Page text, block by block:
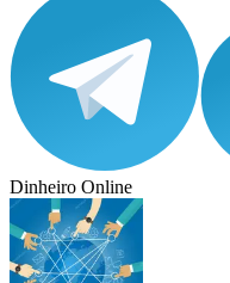
Dinheiro Online